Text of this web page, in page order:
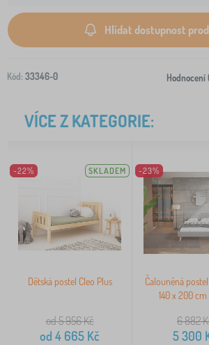
Hlídat dostupnost
Kód: 33346-0 Hodnocení
VÍCE Z KATEGORIE:
-22% SKLADEM
Dětská postel Cleo Plus
od 5 956Kč
od 4 665 Kč
-23%
Čalouněná
140 x 200
6 882
5 300